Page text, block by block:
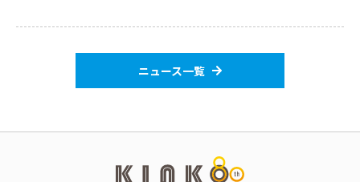
ニュース一覧